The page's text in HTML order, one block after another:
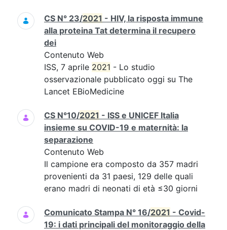
CS N° 23/2021 - HIV, la risposta immune
alla proteina Tat determina il recupero
dei
Contenuto Web
ISS, 7 aprile 2021 - Lo studio
osservazionale pubblicato oggi su The
Lancet EBioMedicine
CS N°10/2021 - ISS e UNICEF Italia
insieme su COVID-19 e maternità: la
separazione
Contenuto Web
Il campione era composto da 357 madri
provenienti da 31 paesi, 129 delle quali
erano madri di neonati di età ≤30 giorni
Comunicato Stampa N° 16/2021 - Covid-
19: i dati principali del monitoraggio della